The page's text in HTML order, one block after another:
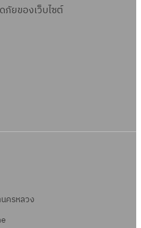
ยของเว็บไซต์
ครหลวง